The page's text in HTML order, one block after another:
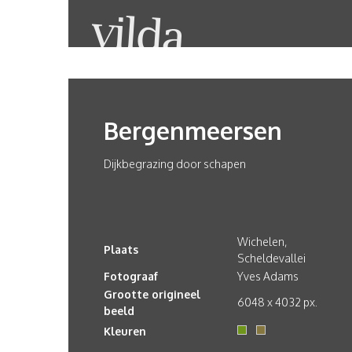
Bergenmeersen
Dijkbegrazing door schapen
Plaats
Wichelen,
Scheldevallei
Fotograaf
Yves Adams
Grootte origineel
beeld
6048 x 4032 px.
Kleuren